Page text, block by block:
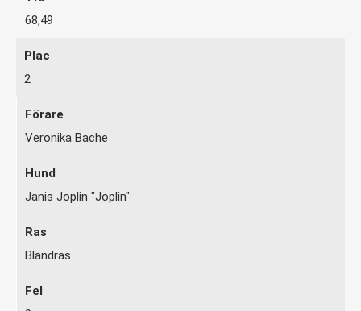
68,49
2
Veronika Bache
Janis Joplin "Joplin"
Blandras